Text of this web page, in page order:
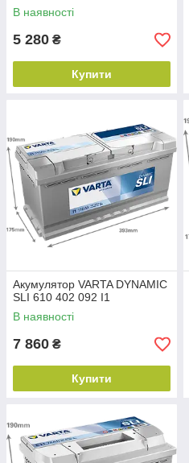
В наявності
5 280 ₴
Купити
Акумулятор VARTA DYNAMIC
SLI 610 402 092 I1
В наявності
7 860 ₴
Купити